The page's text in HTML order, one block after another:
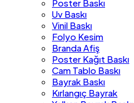
Poster Baskı
Uv Baskı
Vinil Baskı
Folyo Kesim
Branda Afiş
Poster Kağıt Baskı
Cam Tablo Baskı
Bayrak Baskı
Kırlangıç Bayrak